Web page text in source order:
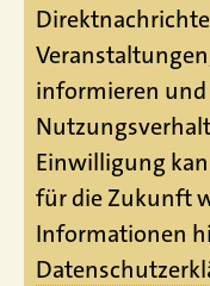
informieren
Einwilligung
für die Zukunft
Informationen